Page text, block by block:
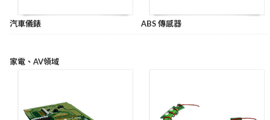
汽車儀錶 ABS 傳感器
家電、AV領域